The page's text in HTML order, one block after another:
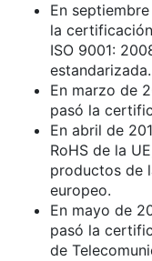
En
la
ISO 9001:
estandarizada.
En marzo de
pasó la
En abril de
RoHS de la
productos de
europeo.
En mayo de
pasó la
de